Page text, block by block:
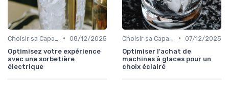
• 08/12/2025
Optimisez votre expérience
avec une sorbetière
électrique
• 07/12/2025
Optimiser l'achat de
machines à glaces pour un
choix éclairé